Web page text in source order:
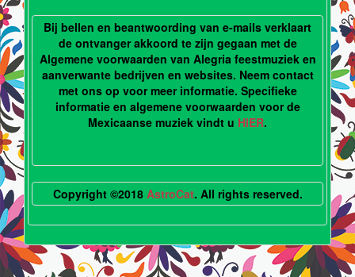
Bij bellen en beantwoording van e-mails verklaart
de ontvanger akkoord te zijn gegaan met de
Algemene voorwaarden van Alegria feestmuziek en
aanverwante bedrijven en websites. Neem contact
met ons op voor meer informatie. Specifieke
informatie en algemene voorwaarden voor de
Mexicaanse muziek vindt u HIER.
Copyright ©2018 AstroCat. All rights reserved.